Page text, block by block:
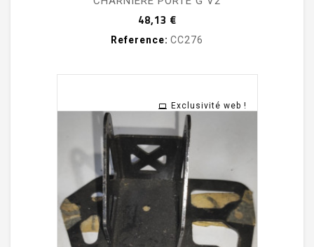
48,13 €Prix
Reference: CC276
Exclusivité web !